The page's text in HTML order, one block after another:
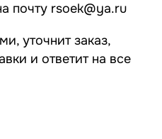
почту rsoek@ya.ru
уточнит заказ,
и ответит на все